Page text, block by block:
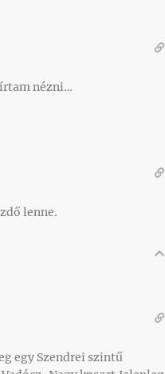
nézni…
lenne.
egy Szendrei szintű